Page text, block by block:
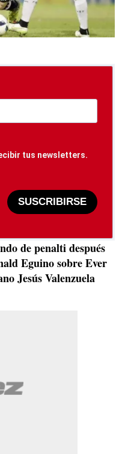
tus newsletters.
SUSCRIBIRSE
de penalti después
Eguino sobre Ever
Jesús Valenzuela